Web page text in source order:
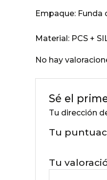
Empaque: Funda
Material: PCS +
No hay
Sé el
Tu dirección
Tu
Tu